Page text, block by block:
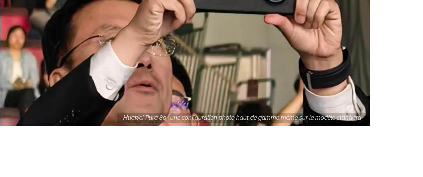
Huawei Pura 80 : une configuration photo haut de gamme même sur le modèle standard